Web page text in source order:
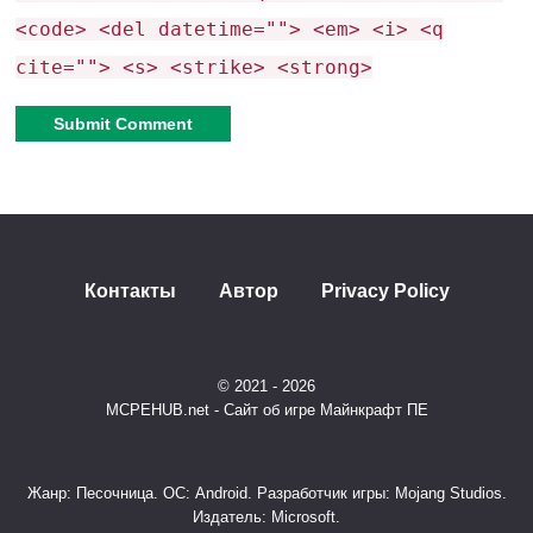
Шанс успеха: 10% при 11 очках
100% при 100
очках
Беременность и дети:
Дети требуют:
5 минут.
поломке старой.
<code> <del datetime=""> <em> <i> <q
cite=""> <s> <strike> <strong>
Контакты Автор Privacy Policy
© 2021 - 2026
MCPEHUB.net - Сайт об игре Майнкрафт ПЕ
Жанр: Песочница. ОС: Android. Разработчик игры: Mojang Studios.
Издатель: Microsoft.